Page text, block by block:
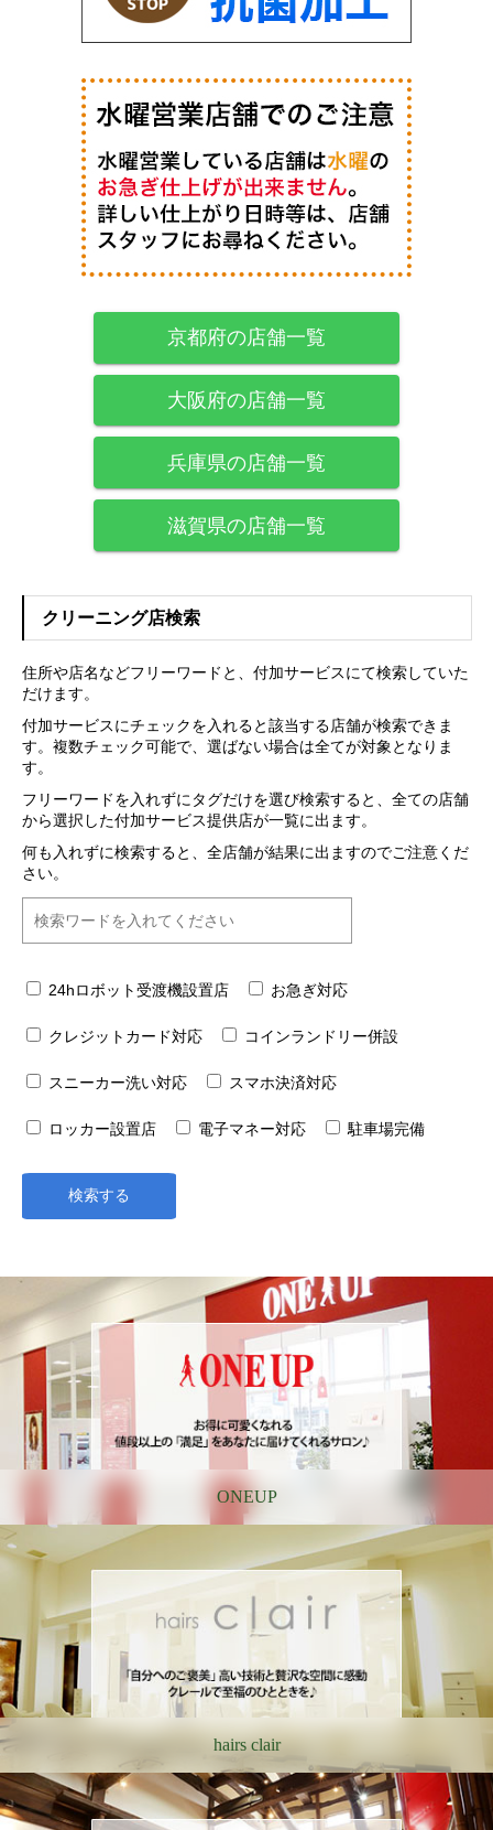
京都府の店舗一覧
大阪府の店舗一覧
兵庫県の店舗一覧
滋賀県の店舗一覧
クリーニング店検索
住所や店名などフリーワードと、付加サービスにて検索していた
だけます。
付加サービスにチェックを入れると該当する店舗が検索できま
す。複数チェック可能で、選ばない場合は全てが対象となりま
す。
フリーワードを入れずにタグだけを選び検索すると、全ての店舗
から選択した付加サービス提供店が一覧に出ます。
何も入れずに検索すると、全店舗が結果に出ますのでご注意くだ
さい。
24hロボット受渡機設置店 お急ぎ対応
クレジットカード対応 コインランドリー併設
スニーカー洗い対応 スマホ決済対応
ロッカー設置店 電子マネー対応 駐車場完備
ONEUP
hairs clair